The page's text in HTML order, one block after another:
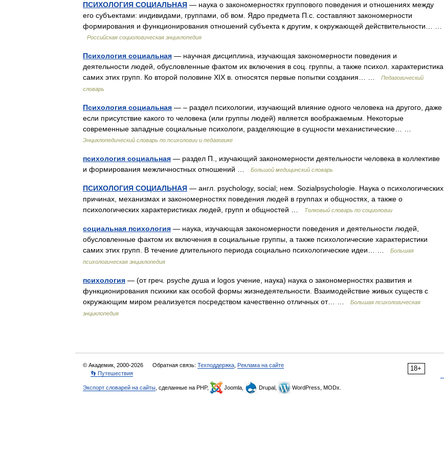
ПСИХОЛОГИЯ СОЦИАЛЬНАЯ — наука о закономерностях группового поведения и отношениях между
его субъектами: индивидами, группами, об вом. Ядро предмета П.с. составляют закономерности
формирования и функционирования отношений субъекта к другим, к окружающей действительности… …
Российская социологическая энциклопедия
Психология социальная — научная дисциплина, изучающая закономерности поведения и
деятельности людей, обусловленные фактом их включения в соц. группы, а также психол. характеристика
самих этих групп. Ко второй половине XIX в. относятся первые попытки создания… …
Педагогический
словарь
Психология социальная — – раздел психологии, изучающий влияние одного человека на другого, даже
если присутствие какого то человека (или группы людей) является воображаемым. Некоторые
современные западные социальные психологи, разделяющие в сущности механистические… …
Энциклопедический словарь по психологии и педагогике
психология социальная — раздел П., изучающий закономерности деятельности человека в коллективе
и формирования межличностных отношений …
Большой медицинский словарь
ПСИХОЛОГИЯ СОЦИАЛЬНАЯ — англ. psychology, social; нем. Sozialpsychologie. Наука о психологических
причинах, механизмах и закономерностях поведения людей в группах и общностях, а также о
психологических характеристиках людей, групп и общностей …
Толковый словарь по социологии
социальная психология — наука, изучающая закономерности поведения и деятельности людей,
обусловленные фактом их включения в социальные группы, а также психологические характеристики
самих этих групп. В течение длительного периода социально психологические идеи… …
Большая
психологическая энциклопедия
психология — (от греч. psyche душа и logos учение, наука) наука о закономерностях развития и
функционирования психики как особой формы жизнедеятельности. Взаимодействие живых существ с
окружающим миром реализуется посредством качественно отличных от… …
Большая психологическая
энциклопедия
18+
© Академик, 2000-2026 Обратная связь: Техподдержка Реклама на сайте
👣 Путешествия
Экспорт словарей на сайты , сделанные на PHP, Joomla, Drupal, WordPress, MODx.